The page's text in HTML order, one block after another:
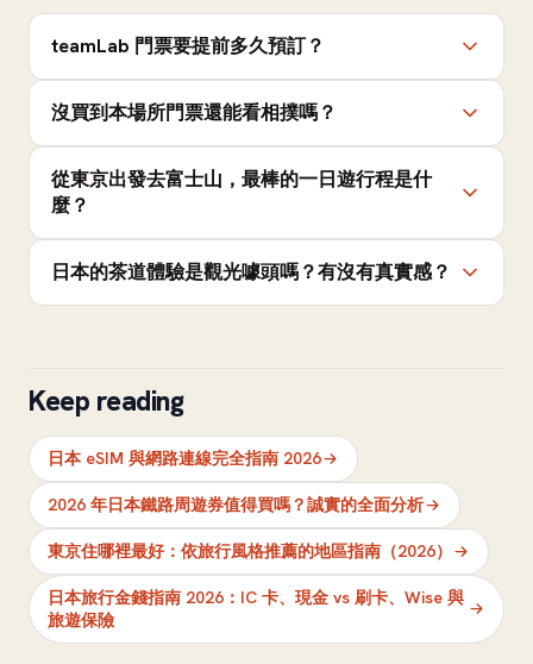
teamLab 門票要提前多久預訂？
沒買到本場所門票還能看相撲嗎？
從東京出發去富士山，最棒的一日遊行程是什
麼？
日本的茶道體驗是觀光噱頭嗎？有沒有真實感？
Keep reading
日本 eSIM 與網路連線完全指南 2026
2026 年日本鐵路周遊券值得買嗎？誠實的全面分析
東京住哪裡最好：依旅行風格推薦的地區指南（2026）
日本旅行金錢指南 2026：IC 卡、現金 vs 刷卡、Wise 與
旅遊保險